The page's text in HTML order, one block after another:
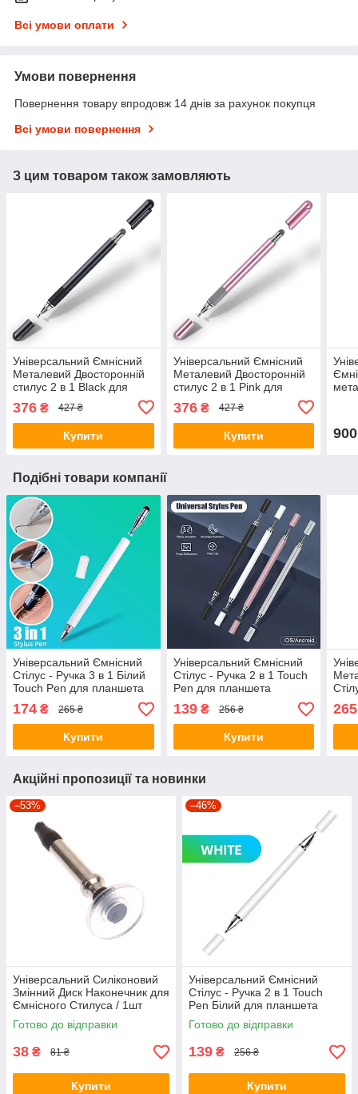
Всі умови оплати
Умови повернення
Повернення товару впродовж 14 днів за рахунок покупця
Всі умови повернення
З цим товаром також замовляють
Універсальний Ємнісний
Металевий Двосторонній
стилус 2 в 1 Black для
електронних книг
376 ₴ 427 ₴
Купити
Універсальний Ємнісний
Металевий Двосторонній
стилус 2 в 1 Pink для
електронних книг
376₴ 427 ₴
Купити 900
Подібні товари компанії
Універсальний Ємнісний
Стілус - Ручка 3 в 1 Білий
Touch Pen для планшета
сенсорного екрану
174 ₴ 265 ₴
Купити
Універсальний Ємнісний
Стілус - Ручка 2 в 1 Touch
Pen для планшета
сенсорного екрану
139₴ 256 ₴
Купити
265
Акційні пропозиції та новинки
–53%
Універсальний Силіконовий
Змінний Диск Наконечник для
Ємнісного Стилуса / 1шт
Готово до відправки
38 ₴ 81 ₴
Купити
–46%
Універсальний Ємнісний
Стілус - Ручка 2 в 1 Touch
Pen Білий для планшета
сенсорного екрану
Готово до відправки
139 ₴ 256 ₴
Купити